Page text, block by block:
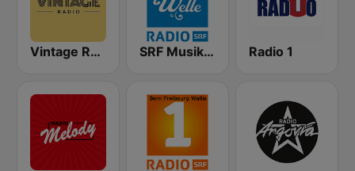
Vintage Radio SRF Musikwelle Radio 1